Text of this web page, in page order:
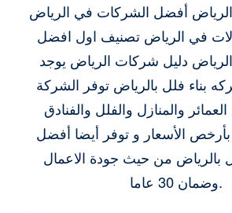
أفضل الشركات في الرياض
في الرياض تصنيف اول افضل
دليل شركات الرياض يوجد
بناء فلل بالرياض توفر الشركة
والمنازل والفلل والفنادق
بأرخص الأسعار و توفر أيضا أفضل
بالرياض من حيث جودة الاعمال
وضمان 30 عاما.